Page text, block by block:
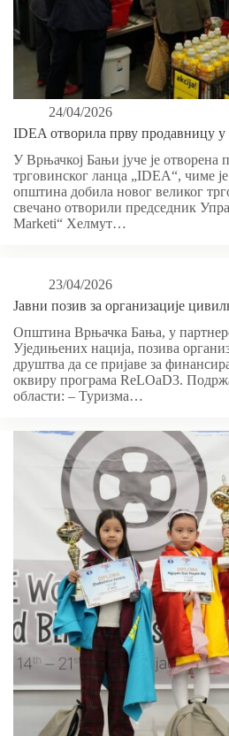
24/04/2026
IDEA отворила прву продавницу
У Врњачкој Бањи јуче је отворена
трговинског ланца „IDEA“, чиме
општина добила новог великог
свечано отворили председник
Marketi“ Хелмут…
23/04/2026
Јавни позив за организације
Општина Врњачка Бања, у
Уједињених нација, позива
друштва да се пријаве за
оквиру програма ReLOaD3.
области: – Туризма…